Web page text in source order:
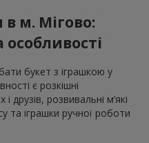
в м. Мігово:
букет з іграшкою у
є розкішні
друзів, розвивальні м’які
та іграшки ручної роботи